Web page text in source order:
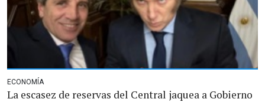
ECONOMÍA
La escasez de reservas del Central jaquea a Gobierno